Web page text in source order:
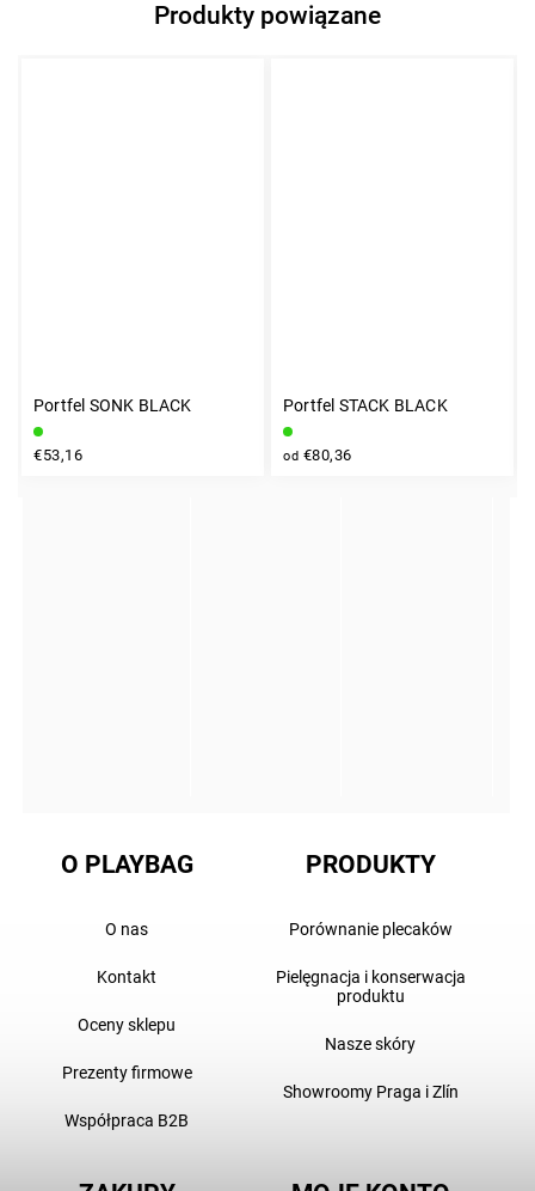
Produkty powiązane
Portfel SONK BLACK
€53,16
Portfel STACK BLACK
od €80,36
INSTAGRAM
O PLAYBAG
O nas
Kontakt
Oceny sklepu
Prezenty firmowe
Współpraca B2B
PRODUKTY
Porównanie plecaków
Pielęgnacja i konserwacja
produktu
Nasze skóry
Showroomy Praga i Zlín